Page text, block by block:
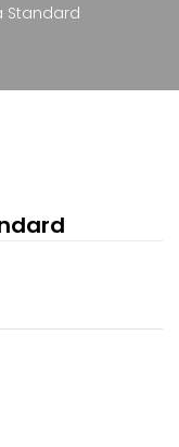
Standard